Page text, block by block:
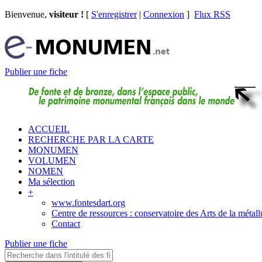
Bienvenue, visiteur ! [ S'enregistrer| Connexion ] Flux RSS
Publier une fiche
ACCUEIL
RECHERCHE PAR LA CARTE
MONUMEN
VOLUMEN
NOMEN
Ma sélection
+
www.fontesdart.org
Centre de ressources : conservatoire des Arts de la
Contact
Publier une fiche